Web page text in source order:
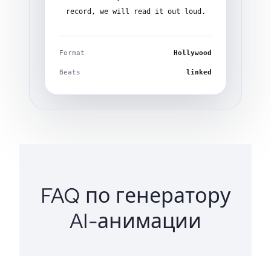
record, we will read it out loud.
Format Hollywood
Beats linked
FAQ по генератору
AI-анимации